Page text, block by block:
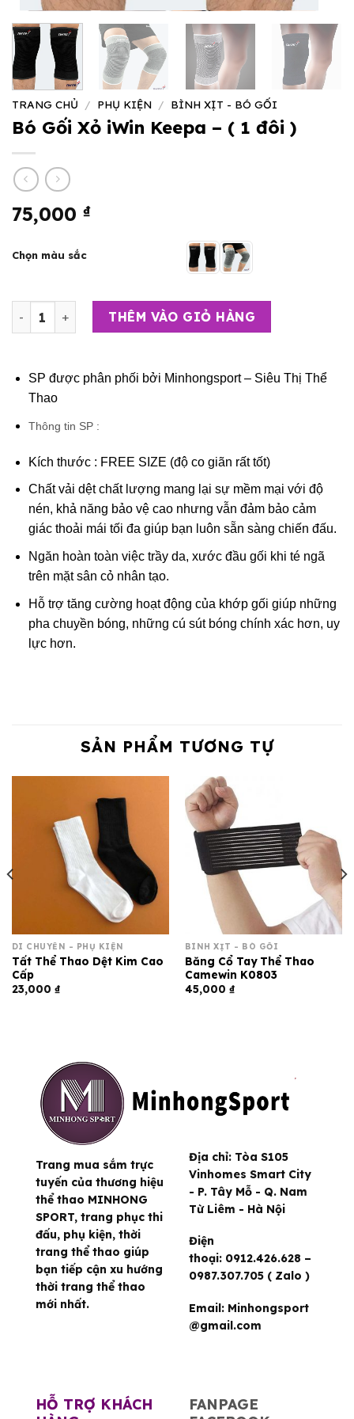
TRANG CHỦ / PHỤ KIỆN / BÌNH XỊT - BÓ GỐI
Bó Gối Xỏ iWin Keepa – ( 1 đôi )
75,000 ₫
Chọn màu sắc
Bó Gối Xỏ iWin Keepa - ( 1 đôi ) số lượng
THÊM VÀO GIỎ HÀNG
SP được phân phối bởi Minhongsport – Siêu Thị Thể
Thao
Thông tin SP :
Kích thước : FREE SIZE (độ co giãn rất tốt)
Chất vải dệt chất lượng mang lại sự mềm mại với độ
nén, khả năng bảo vệ cao nhưng vẫn đảm bảo cảm
giác thoải mái tối đa giúp bạn luôn sẵn sàng chiến đấu.
Ngăn hoàn toàn việc trầy da, xước đầu gối khi té ngã
trên mặt sân cỏ nhân tạo.
Hỗ trợ tăng cường hoạt động của khớp gối giúp những
pha chuyền bóng, những cú sút bóng chính xác hơn, uy
lực hơn.
SẢN PHẨM TƯƠNG TỰ
DI CHUYỂN - PHỤ KIỆN
Tất Thể Thao Dệt Kim Cao
Cấp
23,000 ₫
BÌNH XỊT - BÓ GỐI
Băng Cổ Tay Thể Thao
Camewin K0803
45,000 ₫
Trang mua sắm trực
tuyến của thương hiệu
thể thao MINHONG
SPORT, trang phục thi
đấu, phụ kiện, thời
trang thể thao giúp
bạn tiếp cận xu hướng
thời trang thể thao
mới nhất.
Địa chỉ: Tòa S105
Vinhomes Smart City
- P. Tây Mỗ - Q. Nam
Từ Liêm - Hà Nội
Điện
thoại: 0912.426.628 –
0987.307.705 ( Zalo )
Email: Minhongsport
@gmail.com
HỖ TRỢ KHÁCH
FANPAGE